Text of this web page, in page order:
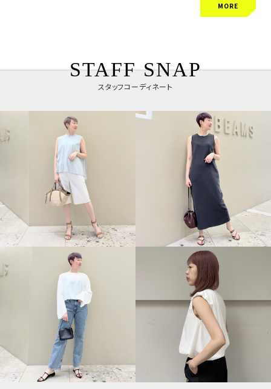
MORE
STAFF SNAP
スタッフコーディネート